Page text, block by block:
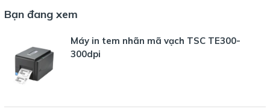
mã QR và các thông tin nhỏ, đáp ứng được yêu cầu in tem
nhãn cho các ngành như bán lẻ, logistics và sản xuất.
b. Công Nghệ In Nhiệt Tiết Kiệm Chi Phí
Máy inTSC TE300-300dpi
trực tiếp và in truyền nhiệt, giúp giảm chi phí mực in và
ấn số lượng lớn trong thời gian dài mà không phải lo lắng
Bạn đang xem
Máy in tem nhãn mã vạch TSC TE300-
300dpi